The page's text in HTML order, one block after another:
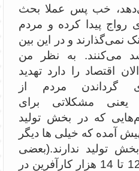
خب پس عملا بحث
رواج پیدا کرده و مردم
نمی‌گذارند و در این بین
می‌کنند. به نظر من
اقتصاد را دارد تهدید
گرداندن مردم از
یعنی مشکلاتی برای
که در بخش تولید
آمده که خیلی ها دیگر
تولید ندارند.(بعضی
جاها گفته می‌شود که 12 تا 14 هزار کارآفرین در